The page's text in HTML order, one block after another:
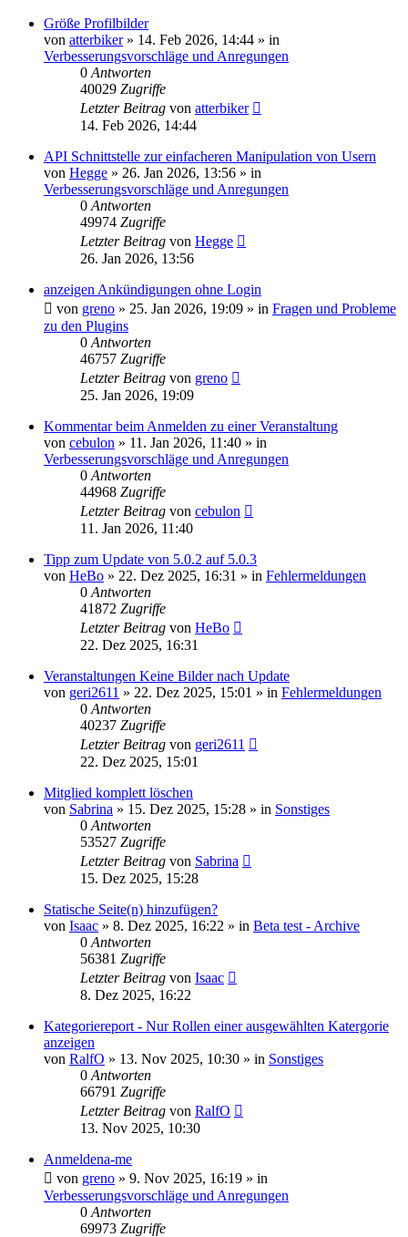
Größe Profilbilder
von atterbiker» 14. Feb 2026, 14:44 » in
Verbesserungsvorschläge und Anregungen
0 Antworten
40029 Zugriffe
Letzter Beitrag von atterbiker
14. Feb 2026, 14:44
API Schnittstelle zur einfacheren Manipulation von Usern
von Hegge » 26. Jan 2026, 13:56 » in
Verbesserungsvorschläge und Anregungen
0 Antworten
49974 Zugriffe
Letzter Beitrag von Hegge
26. Jan 2026, 13:56
anzeigen Ankündigungen ohne Login
von greno » 25. Jan 2026, 19:09 » in Fragen und Probleme
zu den Plugins
0 Antworten
46757 Zugriffe
Letzter Beitrag von greno
25. Jan 2026, 19:09
Kommentar beim Anmelden zu einer Veranstaltung
von cebulon » 11. Jan 2026, 11:40 » in
Verbesserungsvorschläge und Anregungen
0 Antworten
44968 Zugriffe
Letzter Beitrag von cebulon
11. Jan 2026, 11:40
Tipp zum Update von 5.0.2 auf 5.0.3
von HeBo » 22. Dez 2025, 16:31 » in Fehlermeldungen
0 Antworten
41872 Zugriffe
Letzter Beitrag von HeBo
22. Dez 2025, 16:31
Veranstaltungen Keine Bilder nach Update
von geri2611 » 22. Dez 2025, 15:01 » in Fehlermeldungen
0 Antworten
40237 Zugriffe
Letzter Beitrag von geri2611
22. Dez 2025, 15:01
Mitglied komplett löschen
von Sabrina » 15. Dez 2025, 15:28 » in Sonstiges
0 Antworten
53527 Zugriffe
Letzter Beitrag von Sabrina
15. Dez 2025, 15:28
Statische Seite(n) hinzufügen?
von Isaac » 8. Dez 2025, 16:22 » in Beta test - Archive
0 Antworten
56381 Zugriffe
Letzter Beitrag von Isaac
8. Dez 2025, 16:22
Kategoriereport - Nur Rollen einer ausgewählten Katergorie
anzeigen
von RalfO » 13. Nov 2025, 10:30 » in Sonstiges
0 Antworten
66791 Zugriffe
Letzter Beitrag von RalfO
13. Nov 2025, 10:30
Anmeldena-me
von greno » 9. Nov 2025, 16:19 » in
Verbesserungsvorschläge und Anregungen
0 Antworten
69973 Zugriffe